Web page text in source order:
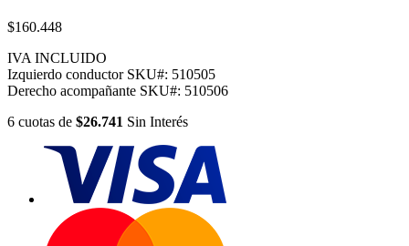
$160.448
IVA INCLUIDO
Izquierdo conductor SKU#: 510505
Derecho acompañante SKU#: 510506
6 cuotas de $26.741 Sin Interés